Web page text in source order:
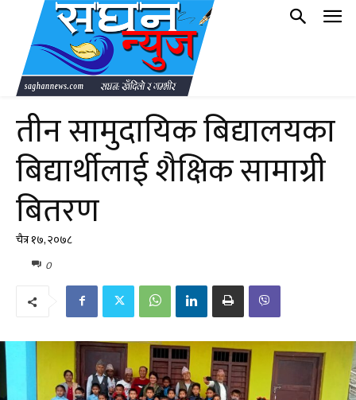
तीन सामुदायिक बिद्यालयका
बिद्यार्थीलाई शैक्षिक सामाग्री
बितरण
चैत्र १७, २०७८
0